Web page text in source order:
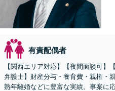
有責配偶者
【関西エリア対応】【夜間面談可】
弁護士】財産分与・養育費・親権・
熟年離婚などに豊富な実績。事案に